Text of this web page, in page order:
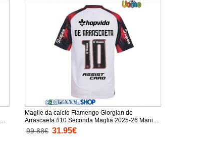
Maglie da calcio Flamengo Giorgian de
Arrascaeta #10 Seconda Maglia 2025-26 Manica
Corta
99.88€ 31.95€